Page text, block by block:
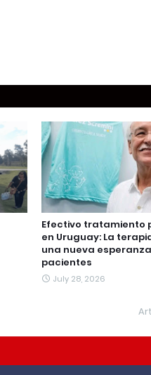
Efectivo tratamiento
en Uruguay: La
una nueva
pacientes
July 28, 2026